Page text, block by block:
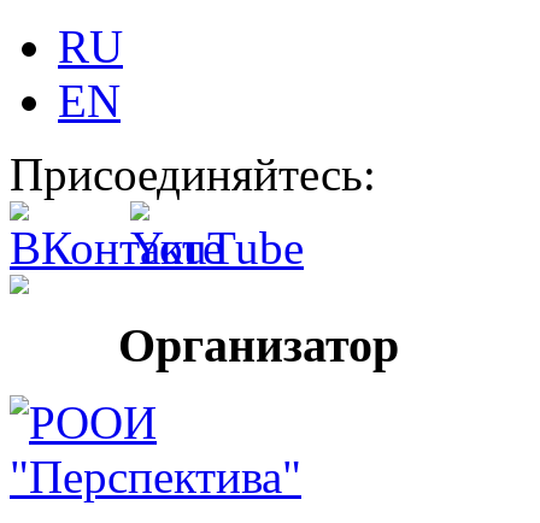
RU
EN
Присоединяйтесь:
Организатор